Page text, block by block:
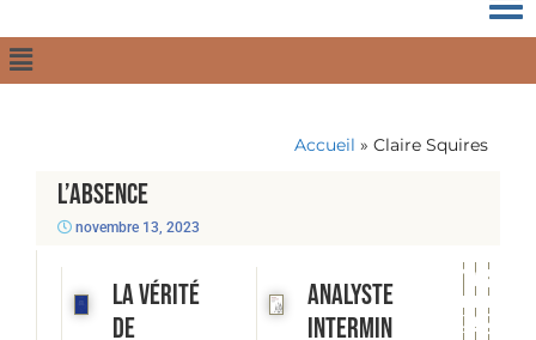
Accueil » Claire Squires
L’ABSENCE
novembre 13, 2023
La vérité
de
Analyste
intermin